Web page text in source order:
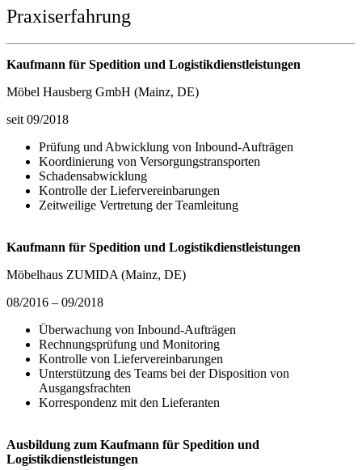
Praxiserfahrung
Kaufmann für Spedition und Logistikdienstleistungen
Möbel Hausberg GmbH (Mainz, DE)
seit 09/2018
Prüfung und Abwicklung von Inbound-Aufträgen
Koordinierung von Versorgungstransporten
Schadensabwicklung
Kontrolle der Liefervereinbarungen
Zeitweilige Vertretung der Teamleitung
Kaufmann für Spedition und Logistikdienstleistungen
Möbelhaus ZUMIDA (Mainz, DE)
08/2016 – 09/2018
Überwachung von Inbound-Aufträgen
Rechnungsprüfung und Monitoring
Kontrolle von Liefervereinbarungen
Unterstützung des Teams bei der Disposition von
Ausgangsfrachten
Korrespondenz mit den Lieferanten
Ausbildung zum Kaufmann für Spedition und
Logistikdienstleistungen